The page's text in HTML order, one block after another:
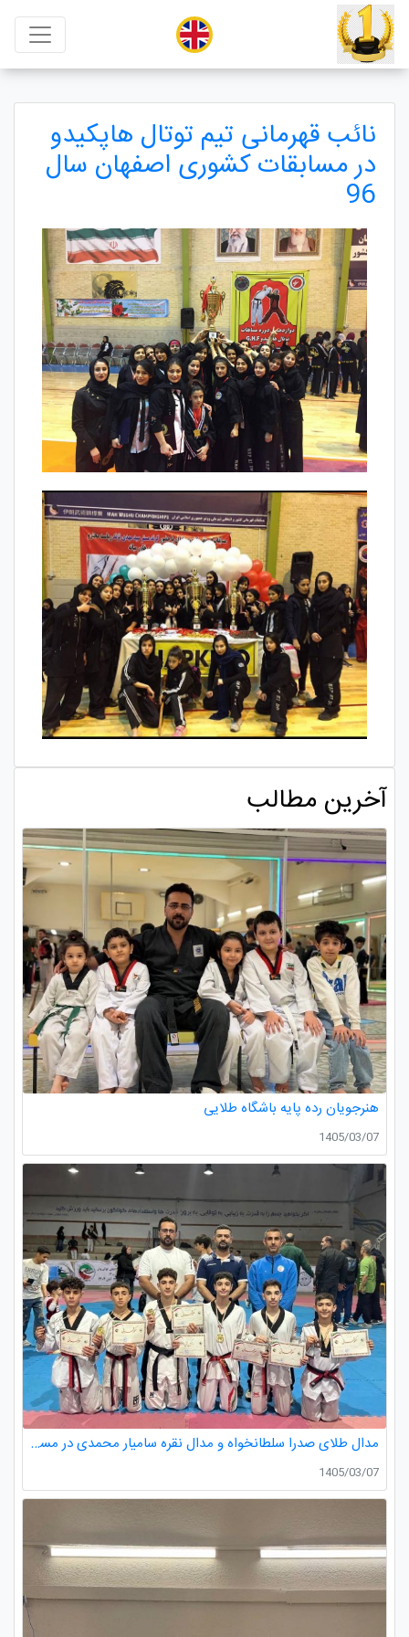
نائب قهرمانی تیم توتال هاپکیدو
در مسابقات کشوری اصفهان سال
96
آخرین مطالب
هنرجویان رده پایه باشگاه طلایی
1405/03/07
مدال طلای صدرا سلطانخواه و مدال نقره سامیار محمدی در مسابقات قهرمانی نونهالان استان گیلان
1405/03/07